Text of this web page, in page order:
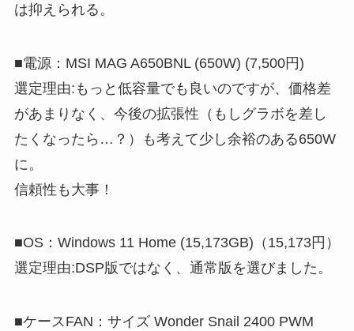
は抑えられる。
■電源：MSI MAG A650BNL (650W) (7,500円)
選定理由:もっと低容量でも良いのですが、価格差
があまりなく、今後の拡張性（もしグラボを差し
たくなったら…？）も考えて少し余裕のある650W
に。
信頼性も大事！
■OS：Windows 11 Home (15,173GB)（15,173円）
選定理由:DSP版ではなく、通常版を選びました。
■ケースFAN：サイズ Wonder Snail 2400 PWM